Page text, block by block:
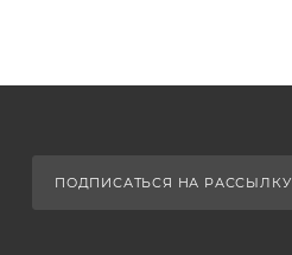
ПОДПИСАТЬСЯ НА РАССЫЛКУ